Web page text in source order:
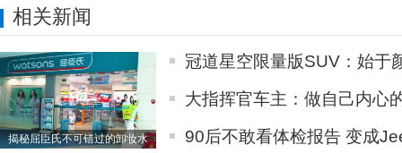
相关新闻
揭秘屈臣氏不可错过的卸妆水
冠道星空限量版SUV：始于
大指挥官车主：做自己内心
90后不敢看体检报告 变成